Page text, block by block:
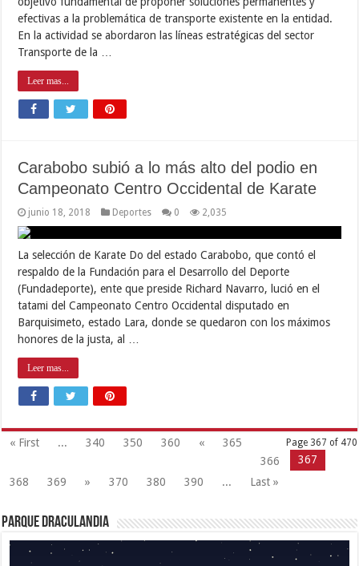
efectivas a la problemática de transporte existente en la entidad.
En la actividad se abordaron las líneas estratégicas del sector
Transporte de la …
Leer mas...
Carabobo subió a lo más alto del podio en
Campeonato Centro Occidental de Karate
junio 18, 2018 Deportes 0 2,035
La selección de Karate Do del estado Carabobo, que contó el
respaldo de la Fundación para el Desarrollo del Deporte
(Fundadeporte), ente que preside Richard Navarro, lució en el
tatami del Campeonato Centro Occidental disputado en
Barquisimeto, estado Lara, donde se quedaron con los máximos
honores de la justa, al …
Leer mas...
Page 367 of 470
« First ... 340 350 360 «
365
366
367
368
369 » 370 380 390 ... Last »
Parque Draculandia